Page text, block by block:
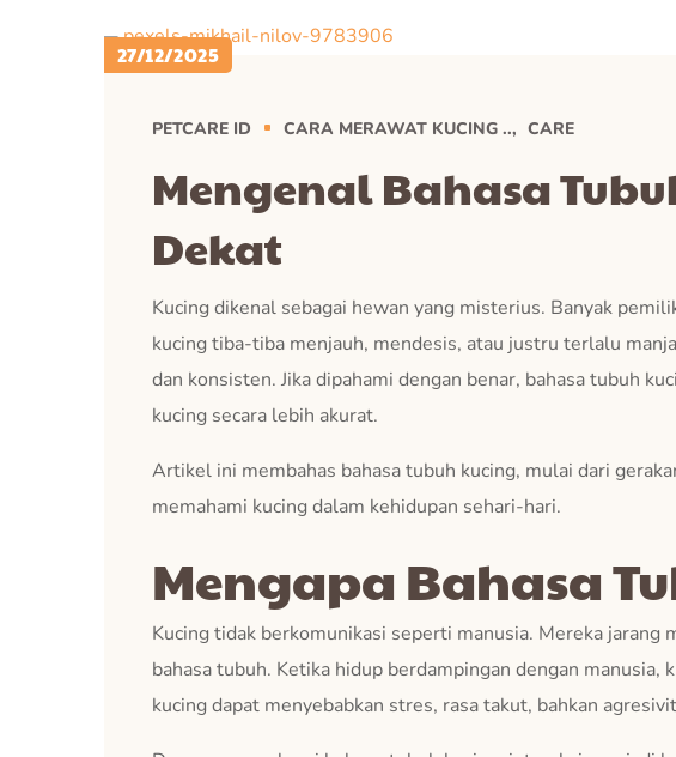
27/12/2025
PETCARE ID CARA MERAWAT KUCING .. CARE
Mengenal Bahasa
Dekat
Kucing dikenal sebagai hewan yang misterius. Banyak
kucing tiba-tiba menjauh, mendesis, atau justru terlalu
dan konsisten. Jika dipahami dengan benar, bahasa tubuh
kucing secara lebih akurat.
Artikel ini membahas bahasa tubuh kucing, mulai dari
memahami kucing dalam kehidupan sehari-hari.
Mengapa Bahasa
Kucing tidak berkomunikasi seperti manusia. Mereka
bahasa tubuh. Ketika hidup berdampingan dengan
kucing dapat menyebabkan stres, rasa takut, bahkan